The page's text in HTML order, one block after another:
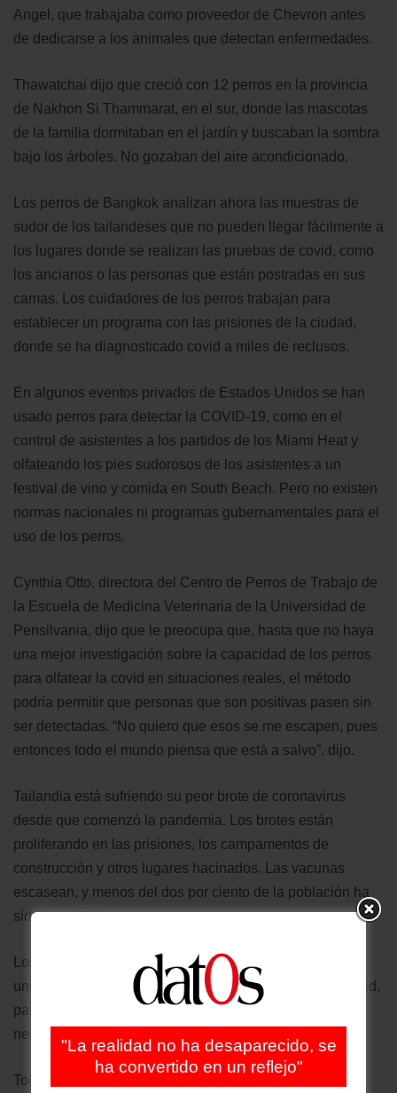
Angel, que trabajaba como proveedor de Chevron antes
de dedicarse a los animales que detectan enfermedades.
Thawatchai dijo que creció con 12 perros en la provincia
de Nakhon Si Thammarat, en el sur, donde las mascotas
de la familia dormitaban en el jardín y buscaban la sombra
bajo los árboles. No gozaban del aire acondicionado.
Los perros de Bangkok analizan ahora las muestras de
sudor de los tailandeses que no pueden llegar fácilmente a
los lugares donde se realizan las pruebas de covid, como
los ancianos o las personas que están postradas en sus
camas. Los cuidadores de los perros trabajan para
establecer un programa con las prisiones de la ciudad,
donde se ha diagnosticado covid a miles de reclusos.
En algunos eventos privados de Estados Unidos se han
usado perros para detectar la COVID-19, como en el
control de asistentes a los partidos de los Miami Heat y
olfateando los pies sudorosos de los asistentes a un
festival de vino y comida en South Beach. Pero no existen
normas nacionales ni programas gubernamentales para el
uso de los perros.
Cynthia Otto, directora del Centro de Perros de Trabajo de
la Escuela de Medicina Veterinaria de la Universidad de
Pensilvania, dijo que le preocupa que, hasta que no haya
una mejor investigación sobre la capacidad de los perros
para olfatear la covid en situaciones reales, el método
podría permitir que personas que son positivas pasen sin
ser detectadas. “No quiero que esos se me escapen, pues
entonces todo el mundo piensa que está a salvo”, dijo.
Tailandia está sufriendo su peor brote de coronavirus
desde que comenzó la pandemia. Los brotes están
proliferando en las prisiones, los campamentos de
construcción y otros lugares hacinados. Las vacunas
escasean, y menos del dos por ciento de la población ha
sido inoculada.
Los investigadores de Chulalongkorn han diseñado una
unidad móvil que planean llevar a posibles focos de covid,
para que los perros puedan localizar las zonas que
necesitan pruebas masivas.
Todavía hay muchas preguntas sobre el uso de perros
"La realidad no ha desaparecido, se
ha convertido en un reflejo"